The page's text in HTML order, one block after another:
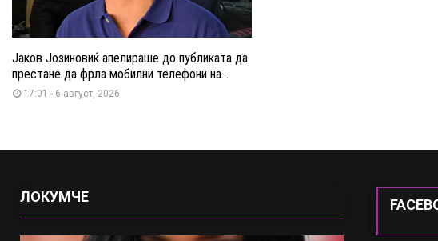
Јаков Јозиновиќ апелираше до публиката да
престане да фрла мобилни телефони на...
17:01 - 6 август, 2026
ЛОКУМЧЕ